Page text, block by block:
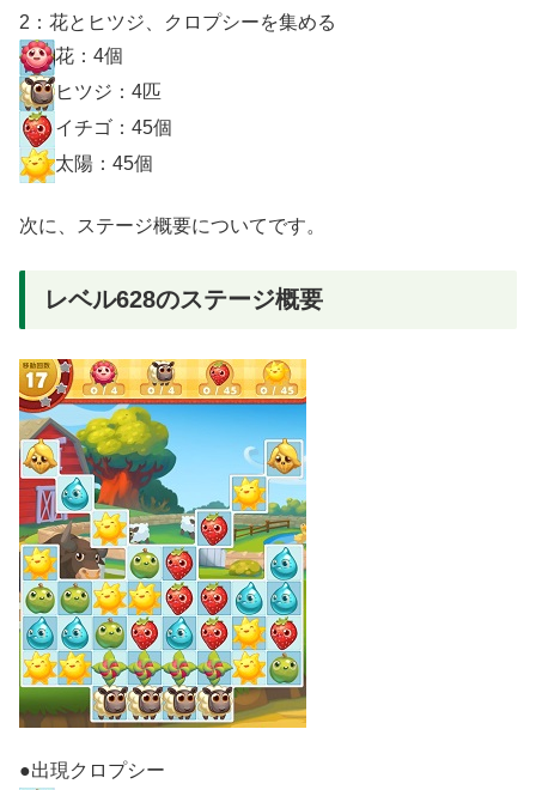
2：花とヒツジ、クロプシーを集める
花：4個
ヒツジ：4匹
イチゴ：45個
太陽：45個
次に、ステージ概要についてです。
レベル628のステージ概要
●出現クロプシー